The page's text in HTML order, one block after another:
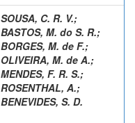
SOUSA, C. R. V.;
BASTOS, M. do S. R.;
BORGES, M. de F.;
OLIVEIRA, M. de A.;
MENDES, F. R. S.;
ROSENTHAL, A.;
BENEVIDES, S. D.